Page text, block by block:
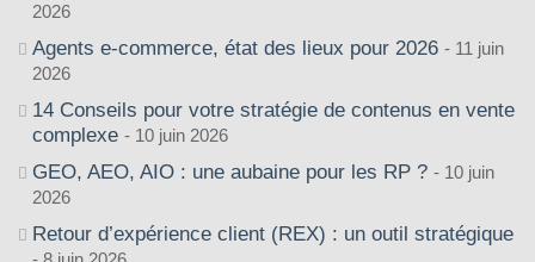
2026
Agents e-commerce, état des lieux pour 2026
11 juin
2026
14 Conseils pour votre stratégie de contenus en vente
complexe
10 juin 2026
GEO, AEO, AIO : une aubaine pour les RP ?
10 juin
2026
Retour d’expérience client (REX) : un outil stratégique